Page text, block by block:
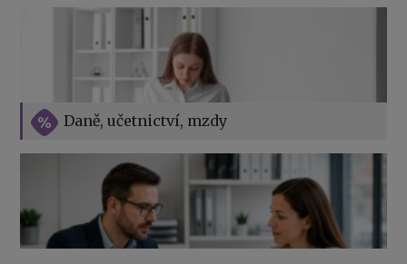
Daně, učetnictví, mzdy
Vše o překážkách v práci na straně zaměstnavatele